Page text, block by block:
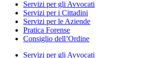
Servizi per gli Avvocati
Servizi per i Cittadini
Servizi per le Aziende
Pratica Forense
Consiglio dell’Ordine
Servizi per gli Avvocati